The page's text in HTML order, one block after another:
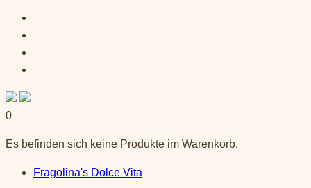
0
Es befinden sich keine Produkte im Warenkorb.
Fragolina's Dolce Vita